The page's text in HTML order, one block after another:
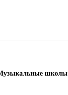
школы